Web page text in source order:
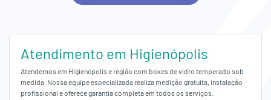
Atendimento em Higienópolis
Atendemos em Higienópolis e região com boxes de vidro temperado sob
medida. Nossa equipe especializada realiza medição gratuita, instalação
profissional e oferece garantia completa em todos os serviços.